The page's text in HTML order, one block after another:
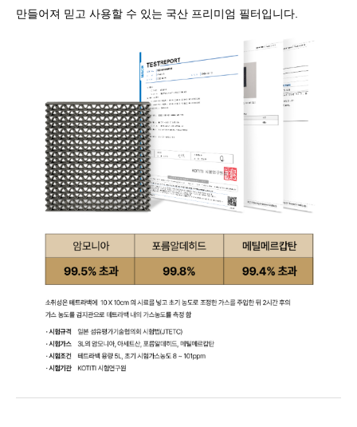
만들어져 믿고 사용할 수 있는 국산 프리미엄 필터입니다.